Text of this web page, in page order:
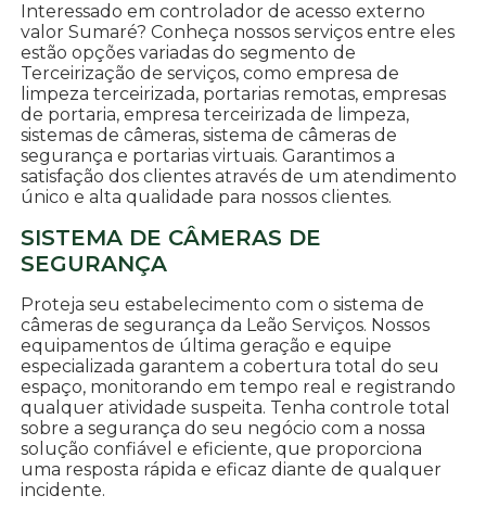
Interessado em controlador de acesso externo
valor Sumaré? Conheça nossos serviços entre eles
estão opções variadas do segmento de
Terceirização de serviços, como empresa de
limpeza terceirizada, portarias remotas, empresas
de portaria, empresa terceirizada de limpeza,
sistemas de câmeras, sistema de câmeras de
segurança e portarias virtuais. Garantimos a
satisfação dos clientes através de um atendimento
único e alta qualidade para nossos clientes.
SISTEMA DE CÂMERAS DE
SEGURANÇA
Proteja seu estabelecimento com o sistema de
câmeras de segurança da Leão Serviços. Nossos
equipamentos de última geração e equipe
especializada garantem a cobertura total do seu
espaço, monitorando em tempo real e registrando
qualquer atividade suspeita. Tenha controle total
sobre a segurança do seu negócio com a nossa
solução confiável e eficiente, que proporciona
uma resposta rápida e eficaz diante de qualquer
incidente.